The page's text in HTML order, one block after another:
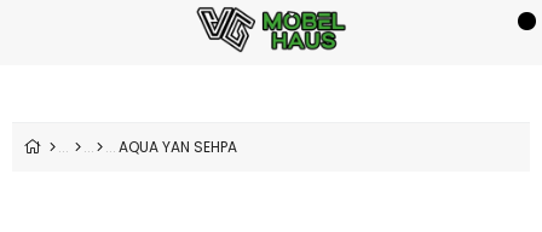
AQUA YAN SEHPA